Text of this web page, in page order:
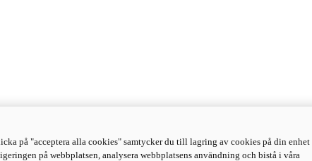
på "acceptera alla cookies" samtycker du till lagring av cookies på din enhet
på webbplatsen, analysera webbplatsens användning och bistå i våra